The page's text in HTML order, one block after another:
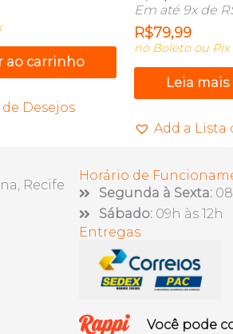
ao carrinho
Desejos
Em até 9x de
R$79,99
no Boleto ou Pix
Leia mais
Add a Lista
Recife
Horário de
Segunda à Sexta:
Sábado: 09h às 12h
Entregas
Você pode